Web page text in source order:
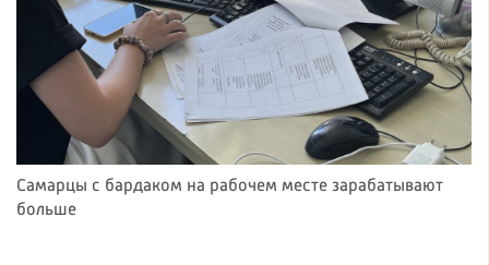
Самарцы с бардаком на рабочем месте зарабатывают
больше